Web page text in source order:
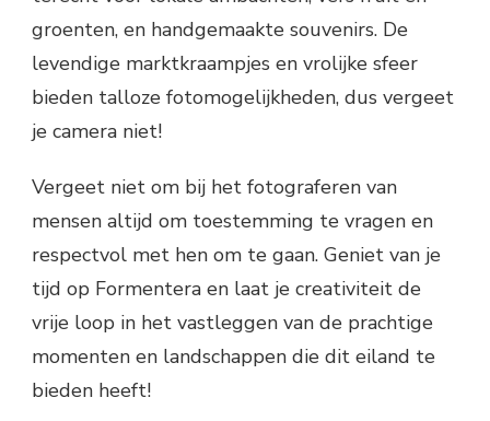
groenten, en handgemaakte souvenirs. De
levendige marktkraampjes en vrolijke sfeer
bieden talloze fotomogelijkheden, dus vergeet
je camera niet!
Vergeet niet om bij het fotograferen van
mensen altijd om toestemming te vragen en
respectvol met hen om te gaan. Geniet van je
tijd op Formentera en laat je creativiteit de
vrije loop in het vastleggen van de prachtige
momenten en landschappen die dit eiland te
bieden heeft!